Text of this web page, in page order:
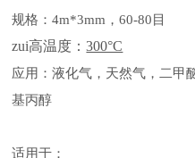
规格：4m*3mm，60-80目
zui高温度：300°C
应用：液化气，天然气，二甲
基丙醇
适用于：